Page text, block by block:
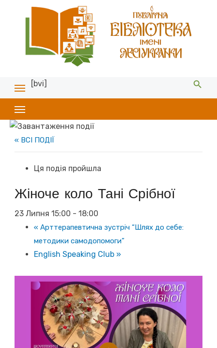
[bvi]
« ВСІ ПОДІЇ
Ця подія пройшла
Жіноче коло Тані Срібної
23 Липня 15:00 - 18:00
« Арттерапевтична зустріч “Шлях до себе:
методики самодопомоги”
English Speaking Club »